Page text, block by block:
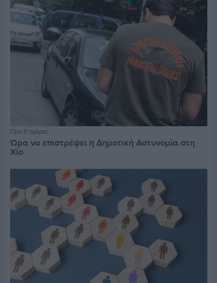
Πριν 5 ημέρες
Ώρα να επιστρέψει η Δημοτική Αστυνομία στη
Χίο